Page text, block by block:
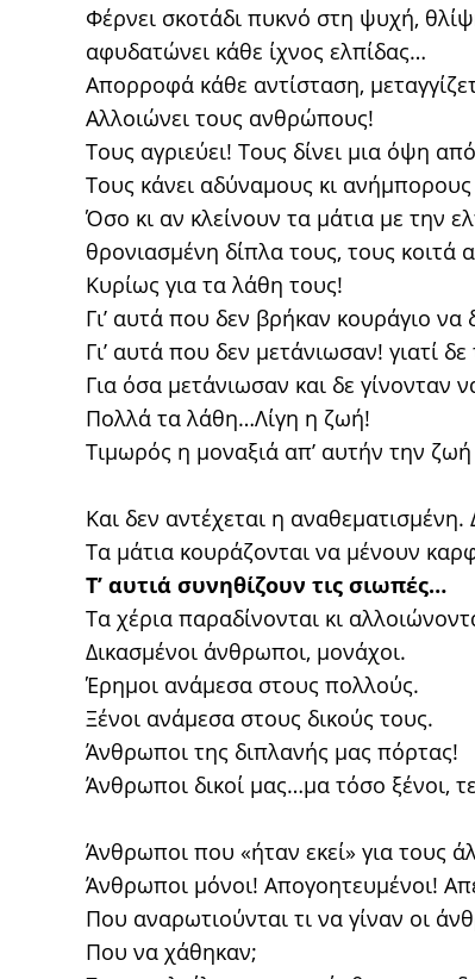
Φέρνει σκοτάδι πυκνό στη ψυχή,
αφυδατώνει κάθε ίχνος ελπίδας…
Απορροφά κάθε αντίσταση,
Αλλοιώνει τους ανθρώπους!
Τους αγριεύει! Τους δίνει μια όψη
Τους κάνει αδύναμους κι
Όσο κι αν κλείνουν τα μάτια με την
θρονιασμένη δίπλα τους, τους κοιτά
Κυρίως για τα λάθη τους!
Γι’ αυτά που δεν βρήκαν κουράγιο
Γι’ αυτά που δεν μετάνιωσαν! γιατί
Για όσα μετάνιωσαν και δε γίνονταν
Πολλά τα λάθη…Λίγη η ζωή!
Τιμωρός η μοναξιά απ’ αυτήν την
Και δεν αντέχεται η αναθεματισμένη.
Τα μάτια κουράζονται να μένουν
Τ’ αυτιά συνηθίζουν τις σιωπές…
Τα χέρια παραδίνονται κι
Δικασμένοι άνθρωποι, μονάχοι.
Έρημοι ανάμεσα στους πολλούς.
Ξένοι ανάμεσα στους δικούς τους.
Άνθρωποι της διπλανής μας πόρτας!
Άνθρωποι δικοί μας…μα τόσο ξένοι,
Άνθρωποι που «ήταν εκεί» για τους
Άνθρωποι μόνοι! Απογοητευμένοι!
Που αναρωτιούνται τι να γίναν οι
Που να χάθηκαν;